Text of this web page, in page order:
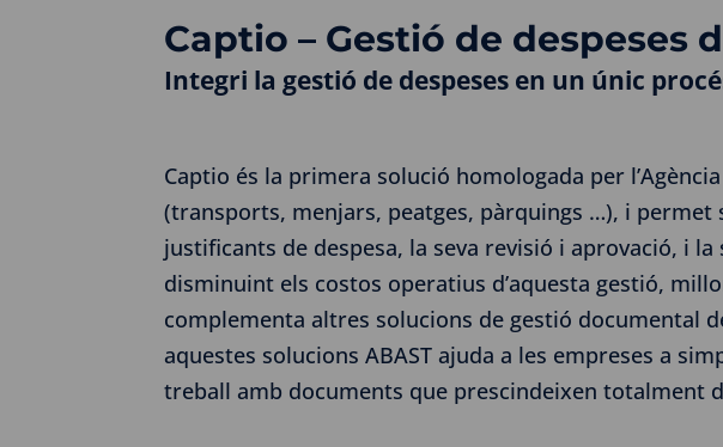
Captio – Gestió de despeses
Integri la gestió de despeses en un únic
Captio és la primera solució homologada per
(transports, menjars, peatges, pàrquings …), i
justificants de despesa, la seva revisió i aprovació, i
disminuint els costos operatius d’aquesta gestió,
complementa altres solucions de gestió documental
aquestes solucions ABAST ajuda a les empreses a
treball amb documents que prescindeixen totalment